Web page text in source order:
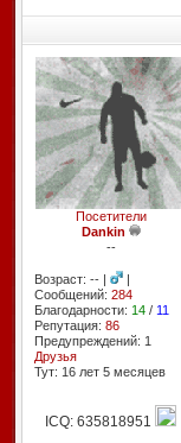
Посетители
Dankin
--
Возраст: -- |
|
Сообщений: 284
Благодарности: 14/ 11
Репутация: 86
Предупреждений: 1
Друзья
Тут: 16 лет 5 месяцев
ICQ: 635818951